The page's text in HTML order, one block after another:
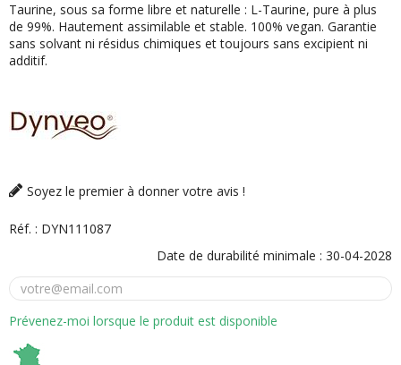
Taurine, sous sa forme libre et naturelle : L-Taurine, pure à plus
de 99%. Hautement assimilable et stable. 100% vegan. Garantie
sans solvant ni résidus chimiques et toujours sans excipient ni
additif.
Soyez le premier à donner votre avis !
Réf. : DYN111087
Date de durabilité minimale : 30-04-2028
Prévenez-moi lorsque le produit est disponible